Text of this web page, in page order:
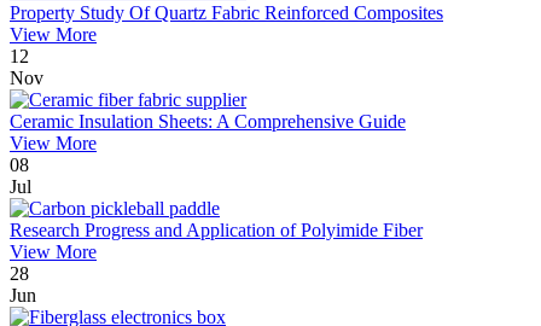
Property Study Of Quartz Fabric Reinforced Composites
View More
12
Nov
Ceramic Insulation Sheets: A Comprehensive Guide
View More
08
Jul
Research Progress and Application of Polyimide Fiber
View More
28
Jun